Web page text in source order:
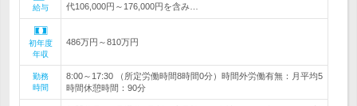
給与
代106,000円～176,000円を含み…
初年度
年収
486万円～810万円
勤務
時間
8:00～17:30 （所定労働時間8時間0分）時間外労働有無：月平均5
時間休憩時間：90分